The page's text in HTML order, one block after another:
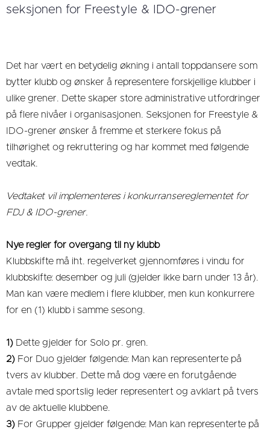
seksjonen for Freestyle & IDO-grener
Det har vært en betydelig økning i antall toppdansere som
bytter klubb og ønsker å representere forskjellige klubber i
ulike grener. Dette skaper store administrative utfordringer
på flere nivåer i organisasjonen. Seksjonen for Freestyle &
IDO-grener ønsker å fremme et sterkere fokus på
tilhørighet og rekruttering og har kommet med følgende
vedtak.
Vedtaket vil implementeres i konkurransereglementet for
FDJ & IDO-grener.
Nye regler for overgang til ny klubb
Klubbskifte må iht. regelverket gjennomføres i vindu for
klubbskifte: desember og juli (gjelder ikke barn under 13 år).
Man kan være medlem i flere klubber, men kun konkurrere
for en (1) klubb i samme sesong.
1) Dette gjelder for Solo pr. gren.
2) For Duo gjelder følgende: Man kan representerte på
tvers av klubber. Dette må dog være en forutgående
avtale med sportslig leder representert og avklart på tvers
av de aktuelle klubbene.
3) For Grupper gjelder følgende: Man kan representerte på